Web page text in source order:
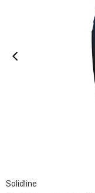
Solidline